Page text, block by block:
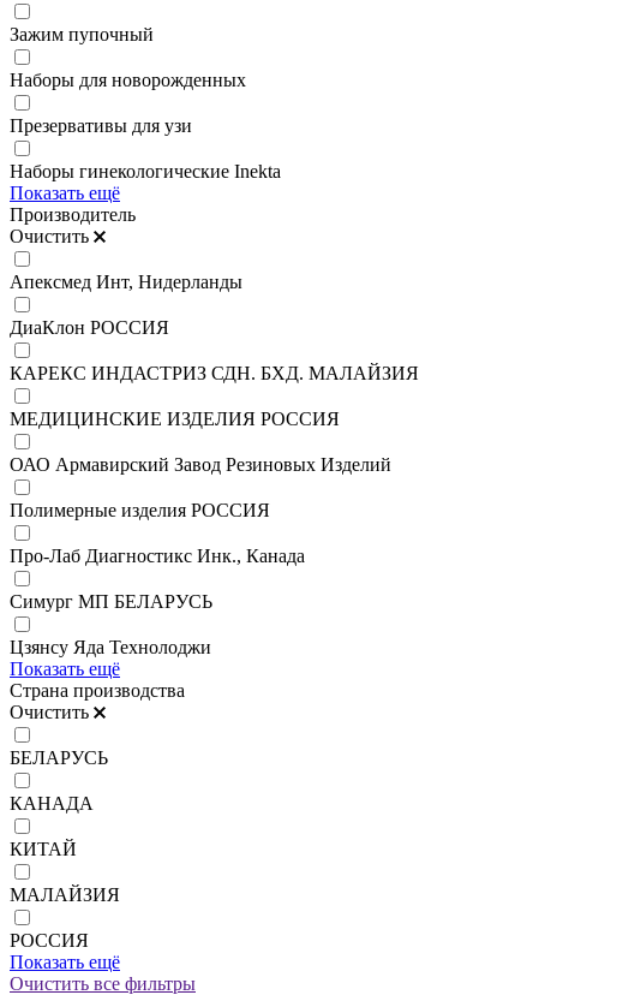
Зажим пупочный
Наборы для новорожденных
Презервативы для узи
Наборы гинекологические Inekta
Показать ещё
Производитель
Очистить
Апексмед Инт, Нидерланды
ДиаКлон РОССИЯ
КАРЕКС ИНДАСТРИЗ СДН. БХД. МАЛАЙЗИЯ
МЕДИЦИНСКИЕ ИЗДЕЛИЯ РОССИЯ
ОАО Армавирский Завод Резиновых Изделий
Полимерные изделия РОССИЯ
Про-Лаб Диагностикс Инк., Канада
Симург МП БЕЛАРУСЬ
Цзянсу Яда Технолоджи
Показать ещё
Страна производства
Очистить
БЕЛАРУСЬ
КАНАДА
КИТАЙ
МАЛАЙЗИЯ
РОССИЯ
Показать ещё
Очистить все фильтры